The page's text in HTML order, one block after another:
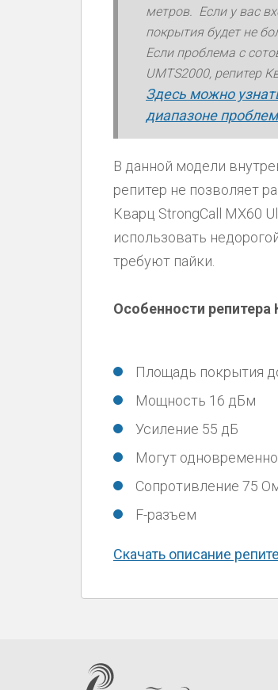
метров. Если у вас
покрытия будет не
Если проблема с
UMTS2000, репитер
Здесь можно
диапазоне
В данной модели
репитер не позволяет
Кварц StrongCall МX60
использовать
требуют пайки.
Особенности
Площадь покрытия
Мощность 16 дБм
Усиление 55 дБ
Могут
Сопротивление 75
F-разъем
Скачать описание